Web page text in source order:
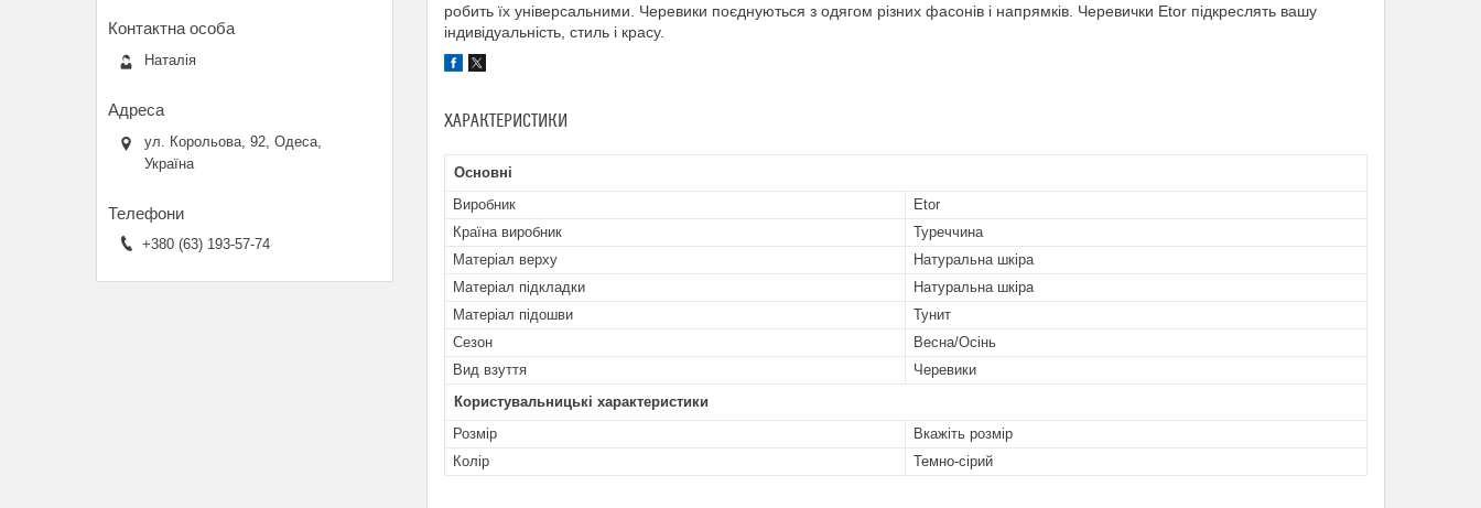
робить їх універсальними. Черевики поєднуються з одягом різних фасонів і напрямків. Черевички Etor підкреслять вашу
індивідуальність, стиль і красу.
ХАРАКТЕРИСТИКИ
Основні
Виробник
Etor
Країна виробник
Туреччина
Матеріал верху
Натуральна шкіра
Матеріал підкладки
Натуральна шкіра
Матеріал підошви
Тунит
Сезон
Весна/Осінь
Вид взуття
Черевики
Користувальницькі характеристики
Розмір
Вкажіть розмір
Колір
Темно-сірий
Наталія
ул. Корольова, 92, Одеса,
Україна
+380 (63) 193-57-74